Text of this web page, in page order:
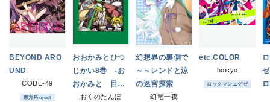
BEYOND ARO
UND
CODE-49
東方Project
おおかみとひつ
じかい8巻 -お
おかみと 目覚
めたひつじかい-
おくのたんぼ
幻想界の裏側で
～～レンドと涼
の迷宮探索
幻竜一夜
etc.COLOR
hoicyo
ロックマンエグゼ